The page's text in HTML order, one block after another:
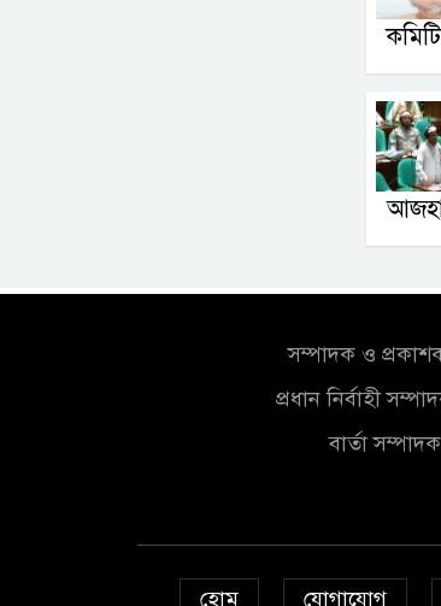
সম্পাদক ও
প্রধান নির্বাহী
বার্তা
হোম যোগাযোগ